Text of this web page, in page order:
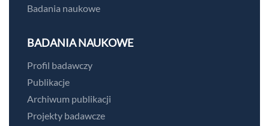
Badania naukowe
BADANIA NAUKOWE
Profil badawczy
Publikacje
Archiwum publikacji
Projekty badawcze